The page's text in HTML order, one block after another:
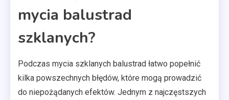
mycia balustrad
szklanych?
Podczas mycia szklanych balustrad łatwo popełnić
kilka powszechnych błędów, które mogą prowadzić
do niepożądanych efektów. Jednym z najczęstszych